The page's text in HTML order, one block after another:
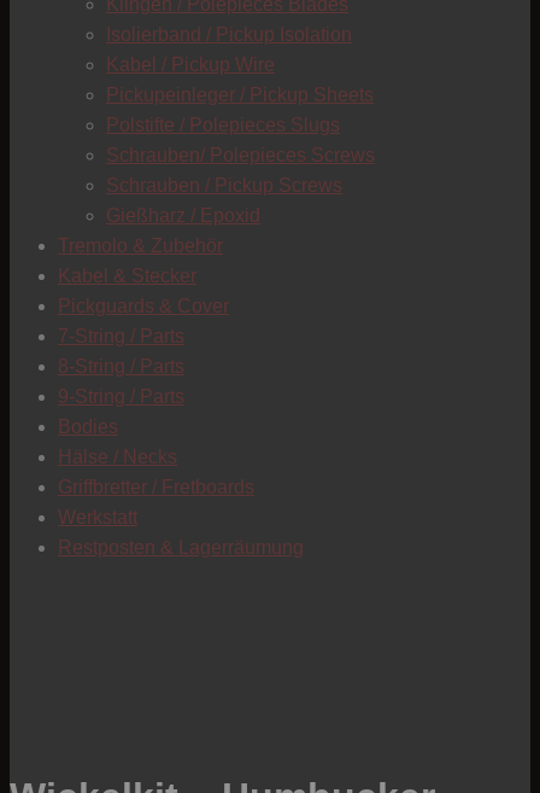
Klingen / Polepieces Blades
Isolierband / Pickup Isolation
Kabel / Pickup Wire
Pickupeinleger / Pickup Sheets
Polstifte / Polepieces Slugs
Schrauben/ Polepieces Screws
Schrauben / Pickup Screws
Gießharz / Epoxid
Tremolo & Zubehör
Kabel & Stecker
Pickguards & Cover
7-String / Parts
8-String / Parts
9-String / Parts
Bodies
Hälse / Necks
Griffbretter / Fretboards
Werkstatt
Restposten & Lagerräumung